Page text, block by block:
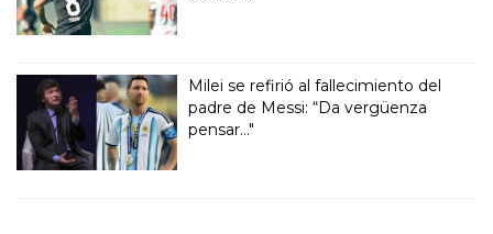
Milei se refirió al fallecimiento del
padre de Messi: “Da vergüenza
pensar..."